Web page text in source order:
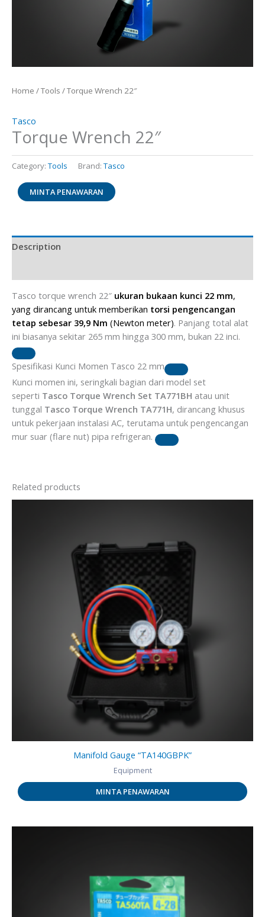
Home /Tools / Torque Wrench 22″
Tasco
Torque Wrench 22″
Category: Tools Brand: Tasco
MINTA PENAWARAN
Description
Tasco torque wrench 22″ ukuran bukaan kunci 22 mm,
yang dirancang untuk memberikan torsi pengencangan
tetap sebesar 39,9 Nm (Newton meter). Panjang total alat
ini biasanya sekitar 265 mm hingga 300 mm, bukan 22 inci.
Spesifikasi Kunci Momen Tasco 22 mm
Kunci momen ini, seringkali bagian dari model set
seperti Tasco Torque Wrench Set TA771BH atau unit
tunggal Tasco Torque Wrench TA771H, dirancang khusus
untuk pekerjaan instalasi AC, terutama untuk pengencangan
mur suar (flare nut) pipa refrigeran.
Related products
Manifold Gauge “TA140GBPK”
Equipment
MINTA PENAWARAN